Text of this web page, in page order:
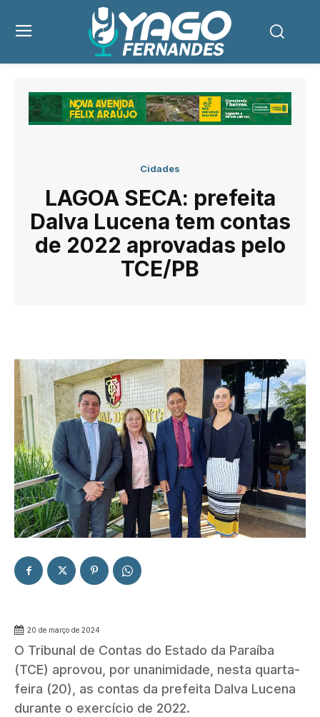
Cidades
LAGOA SECA: prefeita
Dalva Lucena tem contas
de 2022 aprovadas pelo
TCE/PB
20 de março de 2024
O Tribunal de Contas do Estado da Paraíba
(TCE) aprovou, por unanimidade, nesta quarta-
feira (20), as contas da prefeita Dalva Lucena
durante o exercício de 2022.